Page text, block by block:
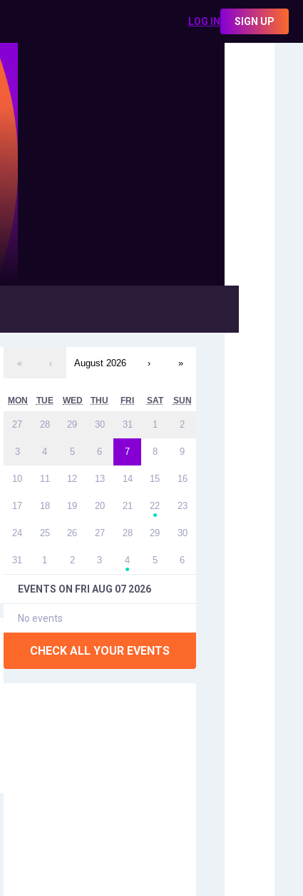
LOG IN SIGN UP
« ‹ August 2026 › »
MON TUE WED THU FRI SAT SUN
27 28 29 30 31 1 2
3 4 5 6 7 8 9
10 11 12 13 14 15 16
17 18 19 20 21 22
●
23
24 25 26 27 28 29 30
31 1 2 3 4
●
5 6
EVENTS ON FRI AUG 07 2026
No events
CHECK ALL YOUR EVENTS